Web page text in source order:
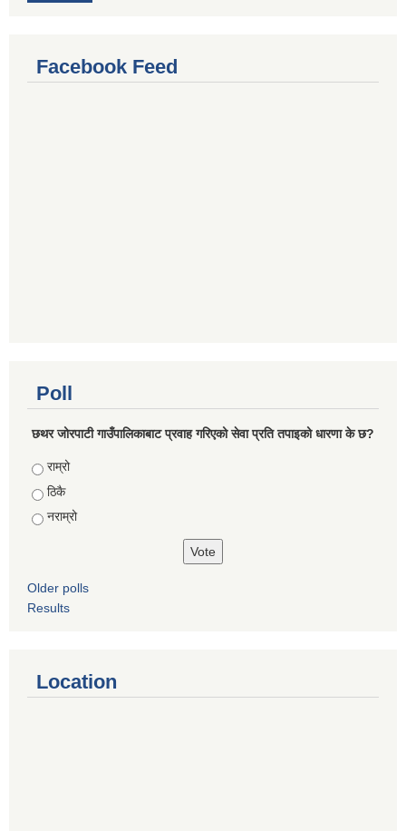
Facebook Feed
Poll
छथर जोरपाटी गाउँपालिकाबाट प्रवाह गरिएको सेवा प्रति तपाइको धारणा के छ?
Choices
राम्रो
ठिकै
नराम्रो
Older polls
Results
Location